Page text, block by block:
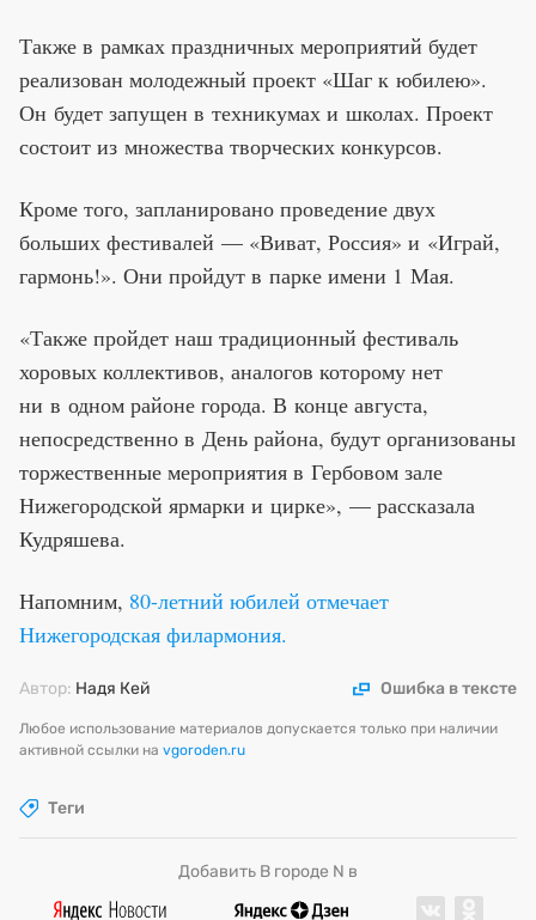
Также в рамках праздничных мероприятий будет
реализован молодежный проект «Шаг к юбилею».
Он будет запущен в техникумах и школах. Проект
состоит из множества творческих конкурсов.
Кроме того, запланировано проведение двух
больших фестивалей — «Виват, Россия» и «Играй,
гармонь!». Они пройдут в парке имени 1 Мая.
«Также пройдет наш традиционный фестиваль
хоровых коллективов, аналогов которому нет
ни в одном районе города. В конце августа,
непосредственно в День района, будут организованы
торжественные мероприятия в Гербовом зале
Нижегородской ярмарки и цирке», — рассказала
Кудряшева.
Напомним, 80-летний юбилей отмечает
Нижегородская филармония.
Автор: Надя Кей Ошибка в тексте
Любое использование материалов допускается только при наличии
активной ссылки на vgoroden.ru
Теги
Добавить В городе N в